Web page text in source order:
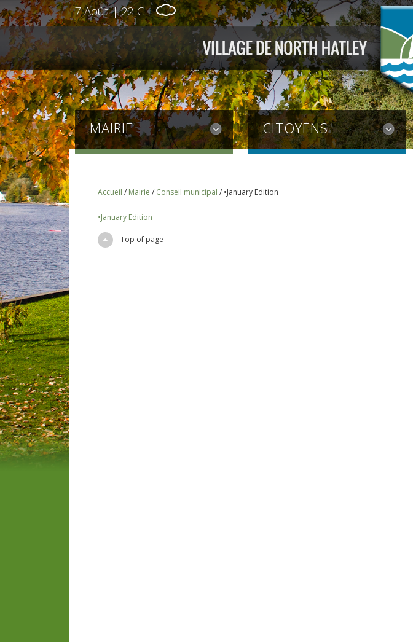
7 Août | 22 C
MAIRIE CITOYENS
Accueil / Mairie / Conseil municipal / •January Edition
•January Edition
Top of page